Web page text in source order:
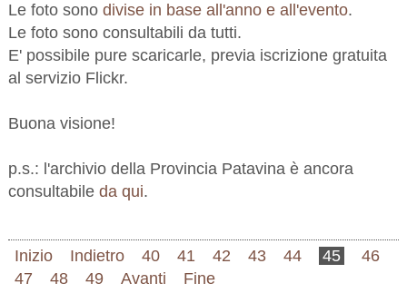
Le foto sono divise in base all'anno e all'evento.
Le foto sono consultabili da tutti.
E' possibile pure scaricarle, previa iscrizione gratuita
al servizio Flickr.
Buona visione!
p.s.: l'archivio della Provincia Patavina è ancora
consultabile da qui.
Inizio Indietro 40 41 42 43 44 45
46
47
48 49 Avanti Fine